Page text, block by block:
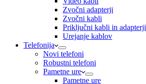
Zvočni adapterji
Zvočni kabli
Priključni kabli in adapterji
Urejanje kablov
Telefonija
Novi telefoni
Robustni telefoni
Pametne ure
Pametne ure